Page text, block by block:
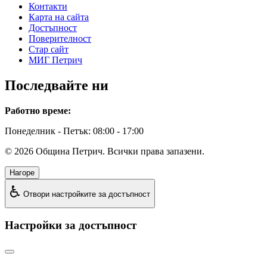
Контакти
Карта на сайта
Достъпност
Поверителност
Стар сайт
МИГ Петрич
Последвайте ни
Работно време:
Понеделник - Петък: 08:00 - 17:00
© 2026 Община Петрич. Всички права запазени.
Нагоре
♿ Отвори настройките за достъпност
Настройки за достъпност